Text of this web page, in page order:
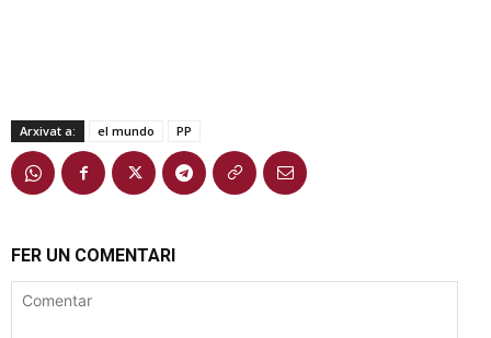
Arxivat a: el mundo PP
FER UN COMENTARI